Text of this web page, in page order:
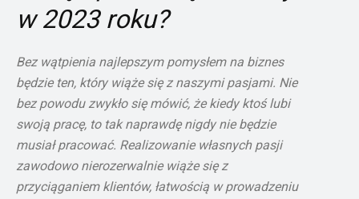
w 2023 roku?
Bez wątpienia najlepszym pomysłem na biznes
będzie ten, który wiąże się z naszymi pasjami. Nie
bez powodu zwykło się mówić, że kiedy ktoś lubi
swoją pracę, to tak naprawdę nigdy nie będzie
musiał pracować. Realizowanie własnych pasji
zawodowo nierozerwalnie wiąże się z
przyciąganiem klientów, łatwością w prowadzeniu